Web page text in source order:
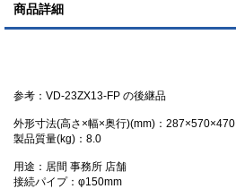
商品詳細
参考：VD-23ZX13-FP の後継品
外形寸法(高さ×幅×奥行)(mm)：287×570×470
製品質量(kg)：8.0
用途：居間 事務所 店舗
接続パイプ：φ150mm